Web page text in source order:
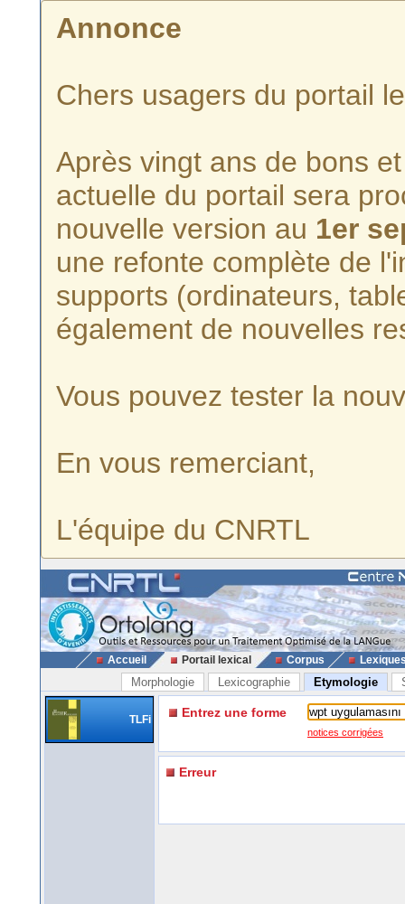
Annonce
Chers usagers du portail
Après vingt ans de bons
actuelle du portail sera
nouvelle version au 1er
une refonte complète de
supports (ordinateurs,
également de nouvelles
Vous pouvez tester la
En vous remerciant,
L'équipe du CNRTL
Accueil Portail lexical Corpus
Morphologie Lexicographie Etymologie
TLFi Entrez une forme
notices corrigées
Erreur